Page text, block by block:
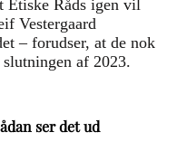
Etiske Råds igen vil
Vestergaard
– forudser, at de nok
af 2023.
ser det ud